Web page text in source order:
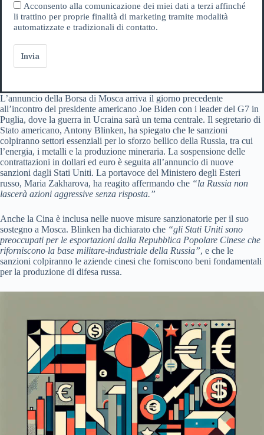
Acconsento alla comunicazione dei miei dati a terzi affinché
li trattino per proprie finalità di marketing tramite modalità
automatizzate e tradizionali di contatto.
Invia
L’annuncio della Borsa di Mosca arriva il giorno precedente
all’incontro del presidente americano Joe Biden con i leader del G7 in
Puglia, dove la guerra in Ucraina sarà un tema centrale. Il segretario di
Stato americano, Antony Blinken, ha spiegato che le sanzioni
colpiranno settori essenziali per lo sforzo bellico della Russia, tra cui
l’energia, i metalli e la produzione mineraria. La sospensione delle
contrattazioni in dollari ed euro è seguita all’annuncio di nuove
sanzioni dagli Stati Uniti. La portavoce del Ministero degli Esteri
russo, Maria Zakharova, ha reagito affermando che “la Russia non
lascerà azioni aggressive senza risposta.”
Anche la Cina è inclusa nelle nuove misure sanzionatorie per il suo
sostegno a Mosca. Blinken ha dichiarato che “gli Stati Uniti sono
preoccupati per le esportazioni dalla Repubblica Popolare Cinese che
riforniscono la base militare-industriale della Russia”, e che le
sanzioni colpiranno le aziende cinesi che forniscono beni fondamentali
per la produzione di difesa russa.